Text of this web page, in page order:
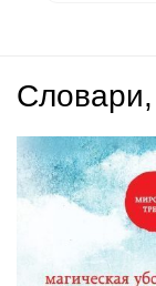
Словари,